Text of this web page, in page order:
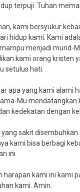
terpuji. Tuhan
kami bersyukur
hidup kami. Kami
menjadi murid-
kami orang kristen
setulus hati.
apa yang kami alami
Mu mendatangkan
kedekatan dengan
sakit
kami bisa berbagi
ini.
harapan kami ini kami
kami. Amin.